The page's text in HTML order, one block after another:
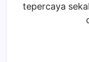
tepercaya